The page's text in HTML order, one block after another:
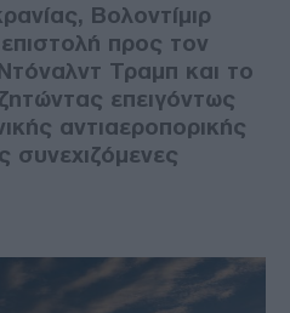
Βολοντίμιρ
προς τον
Τραμπ και το
επειγόντως
αντιαεροπορικής
συνεχιζόμενες